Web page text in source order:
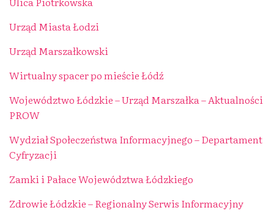
Urząd Miasta Łodzi
Urząd Marszałkowski
Wirtualny spacer po mieście Łódź
Województwo Łódzkie – Urząd Marszałka – Aktualności
PROW
Wydział Społeczeństwa Informacyjnego – Departament
Cyfryzacji
Zamki i Pałace Województwa Łódzkiego
Zdrowie Łódzkie – Regionalny Serwis Informacyjny